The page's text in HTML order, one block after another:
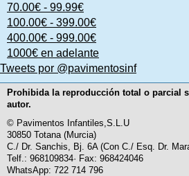
70.00€ - 99.99€
100.00€ - 399.00€
400.00€ - 999.00€
1000€ en adelante
Tweets por @pavimentosinf
Prohibida la reproducción total o parcial
autor.
© Pavimentos Infantiles,S.L.U
30850 Totana (Murcia)
C./ Dr. Sanchis, Bj. 6A (Con C./ Esq. Dr.
Telf.: 968109834· Fax: 968424046
WhatsApp: 722 714 796